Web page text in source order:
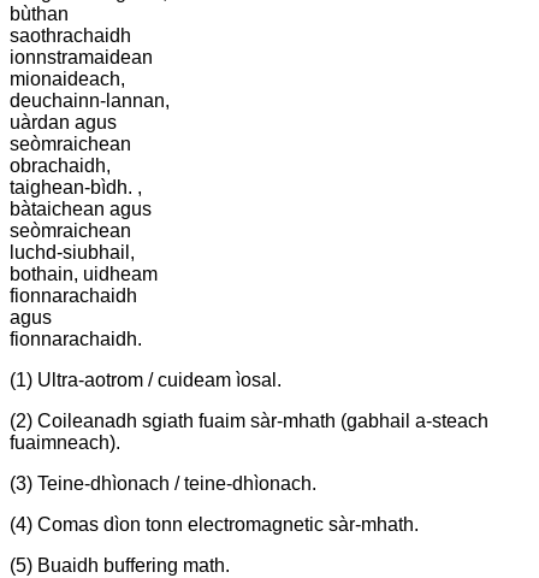
bùthan
saothrachaidh
ionnstramaidean
mionaideach,
deuchainn-lannan,
uàrdan agus
seòmraichean
obrachaidh,
taighean-bìdh. ,
bàtaichean agus
seòmraichean
luchd-siubhail,
bothain, uidheam
fionnarachaidh
agus
fionnarachaidh.
(1) Ultra-aotrom / cuideam ìosal.
(2) Coileanadh sgiath fuaim sàr-mhath (gabhail a-steach
fuaimneach).
(3) Teine-dhìonach / teine-dhìonach.
(4) Comas dìon tonn electromagnetic sàr-mhath.
(5) Buaidh buffering math.